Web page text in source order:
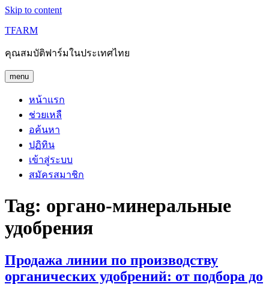
Skip to content
TFARM
คุณสมบัติฟาร์มในประเทศไทย
menu
หน้าแรก
ช่วยเหลื
อค้นหา
ปฏิทิน
เข้าสู่ระบบ
สมัครสมาชิก
Tag: органо-минеральные
удобрения
Продажа линии по производству
органических удобрений: от подбора до